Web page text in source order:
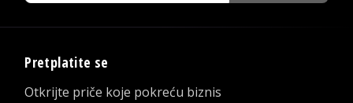
Pretplatite se
Otkrijte priče koje pokreću biznis